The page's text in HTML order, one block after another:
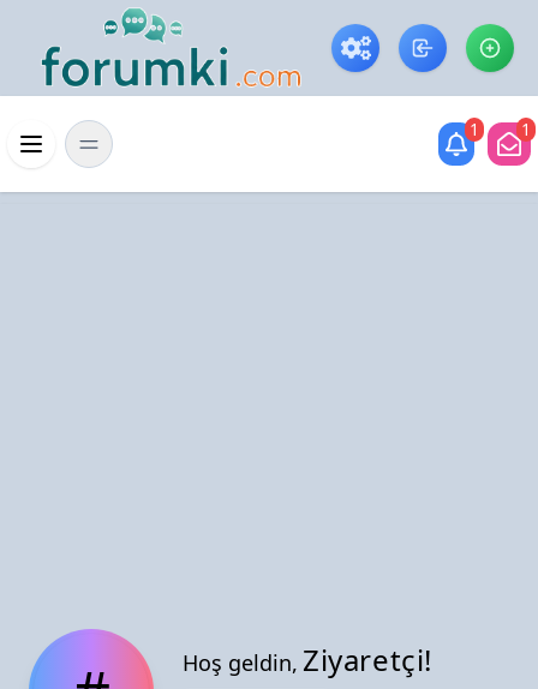
Skip to main content
Menü
1 1
Hoş geldin, Ziyaretçi!